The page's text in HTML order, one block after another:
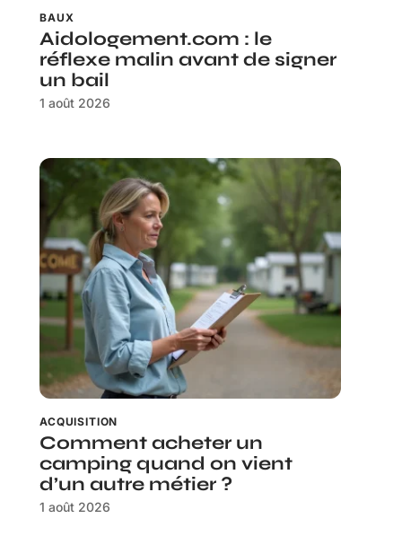
BAUX
Aidologement.com : le
réflexe malin avant de signer
un bail
1 août 2026
ACQUISITION
Comment acheter un
camping quand on vient
d’un autre métier ?
1 août 2026